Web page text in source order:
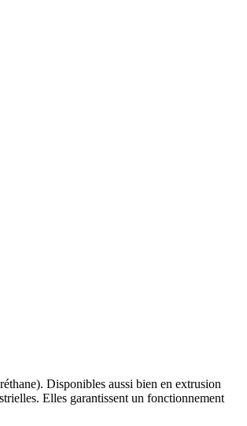
Disponibles aussi bien en extrusion
Elles garantissent un fonctionnement